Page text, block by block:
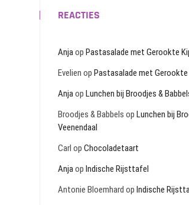
REACTIES
Anjaop Pastasalade met Gerookte
Evelien op Pastasalade met Gerookte
Anjaop Lunchen bij Broodjes &
Broodjes & Babbels op Lunchen bij
Veenendaal
Carl op Chocoladetaart
Anjaop Indische Rijsttafel
Antonie Bloemhard op Indische